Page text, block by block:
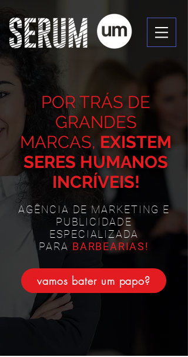
POR TRÁS DE
GRANDES
MARCAS, EXISTEM
SERES HUMANOS
INCRÍVEIS!
AGÊNCIA DE MARKETING E
PUBLICIDADE
ESPECIALIZADA
PARA BARBEARIAS!
vamos bater um papo?